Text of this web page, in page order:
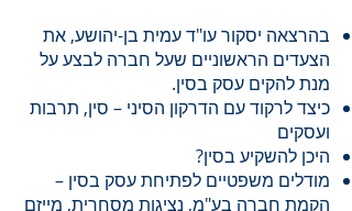
בהרצאה יסקור עו"ד עמית בן-יהושע, את
הצעדים הראשוניים שעל חברה לבצע על
מנת להקים עסק בסין.
כיצד לרקוד עם הדרקון הסיני – סין, תרבות
ועסקים
היכן להשקיע בסין?
מודלים משפטיים לפתיחת עסק בסין –
הקמת חברה בע"מ, נציגות מסחרית, מייזם